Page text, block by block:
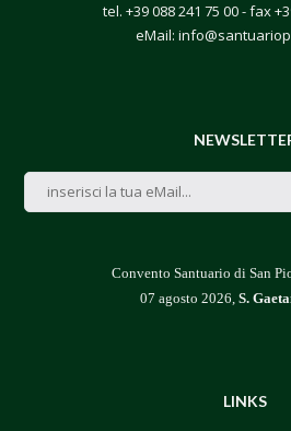
tel. +39 088 241 75 00- fax
eMail:
Convento Santuario di San
07 agosto 2026, S.
LINKS